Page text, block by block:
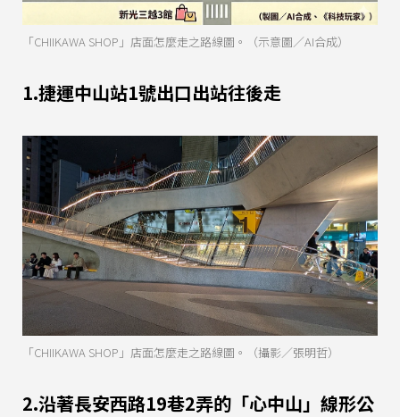
「CHIIKAWA SHOP」店面怎麼走之路線圖。（示意圖／AI合成）
1.捷運中山站1號出口出站往後走
「CHIIKAWA SHOP」店面怎麼走之路線圖。（攝影／張明哲）
2.沿著長安西路19巷2弄的「心中山」線形公